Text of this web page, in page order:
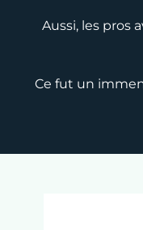
Aussi, les pros
Ce fut un